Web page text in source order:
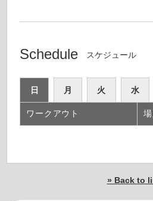
Schedule スケジュール
日 月 火 水
ワークアウト
» Back to